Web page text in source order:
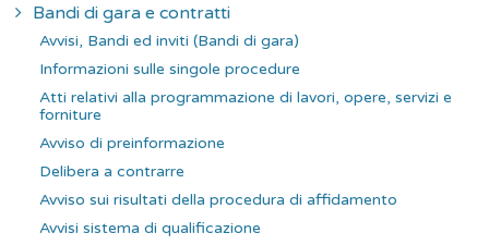
Bandi di gara e contratti
Avvisi, Bandi ed inviti (Bandi di gara)
Informazioni sulle singole procedure
Atti relativi alla programmazione di lavori, opere, servizi e
forniture
Avviso di preinformazione
Delibera a contrarre
Avviso sui risultati della procedura di affidamento
Avvisi sistema di qualificazione